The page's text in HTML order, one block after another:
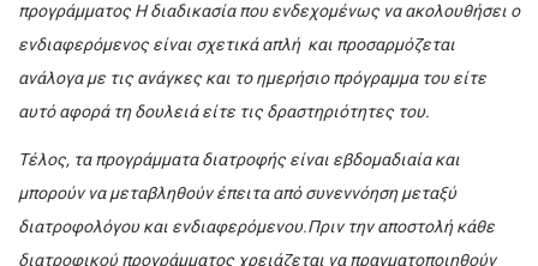
προγράμματος Η διαδικασία που ενδεχομένως να ακολουθήσει ο
ενδιαφερόμενος είναι σχετικά απλή και προσαρμόζεται
ανάλογα με τις ανάγκες και το ημερήσιο πρόγραμμα του είτε
αυτό αφορά τη δουλειά είτε τις δραστηριότητες του.
Τέλος, τα προγράμματα διατροφής είναι εβδομαδιαία και
μπορούν να μεταβληθούν έπειτα από συνεννόηση μεταξύ
διατροφολόγου και ενδιαφερόμενου.Πριν την αποστολή κάθε
διατροφικού προγράμματος χρειάζεται να πραγματοποιηθούν